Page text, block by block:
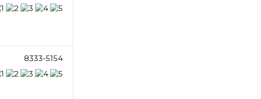
8333-5154